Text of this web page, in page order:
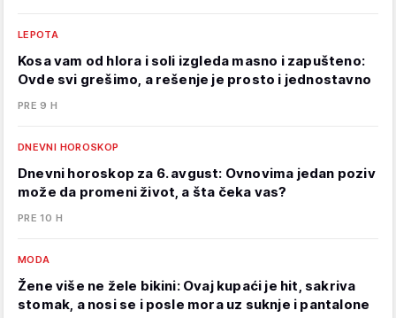
LEPOTA
Kosa vam od hlora i soli izgleda masno i zapušteno:
Ovde svi grešimo, a rešenje je prosto i jednostavno
PRE 9 H
DNEVNI HOROSKOP
Dnevni horoskop za 6. avgust: Ovnovima jedan poziv
može da promeni život, a šta čeka vas?
PRE 10 H
MODA
Žene više ne žele bikini: Ovaj kupaći je hit, sakriva
stomak, a nosi se i posle mora uz suknje i pantalone